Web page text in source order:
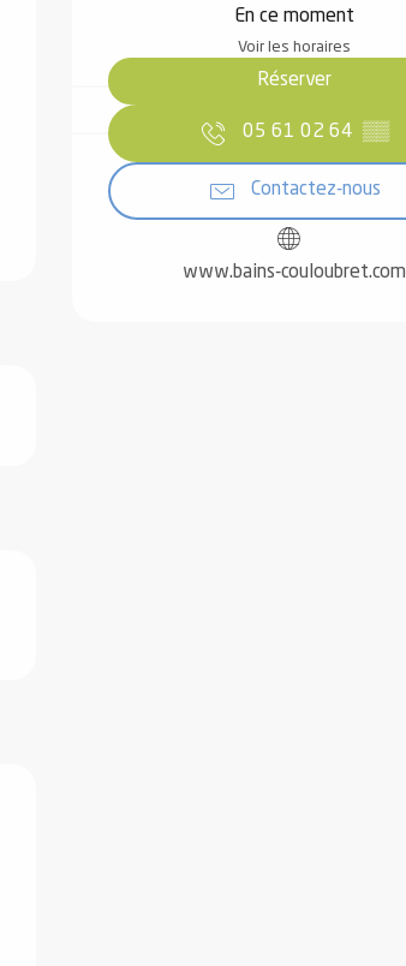
En ce moment
Voir les horaires
Réserver
05 61 02 64 ▒▒
Contactez-nous
www.bains-couloubret.com